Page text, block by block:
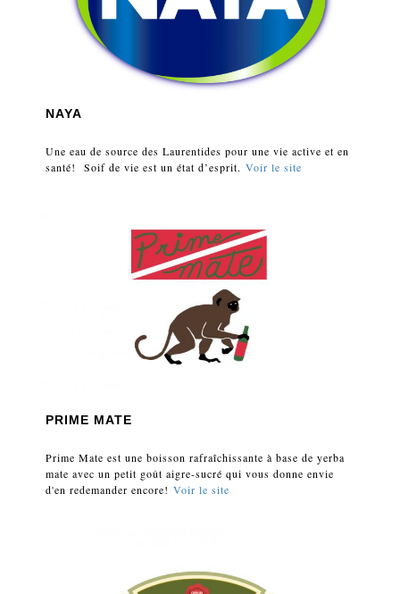
NAYA
Une eau de source des Laurentides pour une vie active et en
santé! Soif de vie est un état d’esprit. Voir le site
PRIME MATE
Prime Mate est une boisson rafraîchissante à base de yerba
mate avec un petit goût aigre-sucré qui vous donne envie
d'en redemander encore! Voir le site